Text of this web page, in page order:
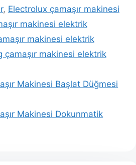
, Electrolux çamaşır makinesi
makinesi elektrik
makinesi elektrik
çamaşır makinesi elektrik
Makinesi Başlat Düğmesi
Makinesi Dokunmatik